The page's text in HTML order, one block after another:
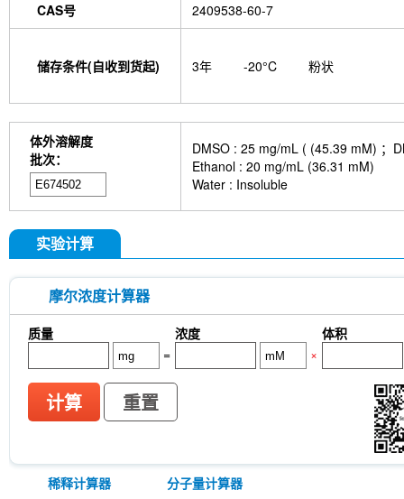
CAS号 2409538-60-7
储存条件(自收到货起) 3年 -20°C 粉状
体外溶解度
批次：
DMSO : 25 mg/mL ( (45.39 mM) ；
Ethanol : 20 mg/mL (36.31 mM)
Water : Insoluble
实验计算
摩尔浓度计算器
质量 浓度
体积
=
×
计算 重置
稀释计算器 分子量计算器